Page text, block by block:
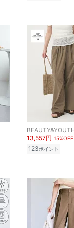
13,557円 15%OFF
123ポイント